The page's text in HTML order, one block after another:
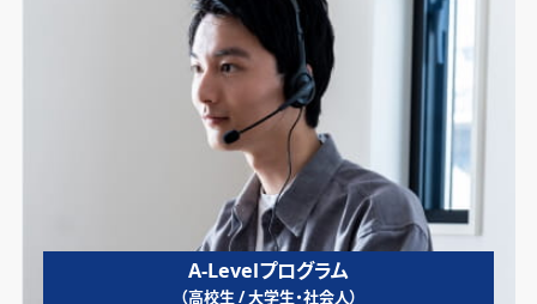
A-Levelプログラム
（高校生 / 大学生・社会人）